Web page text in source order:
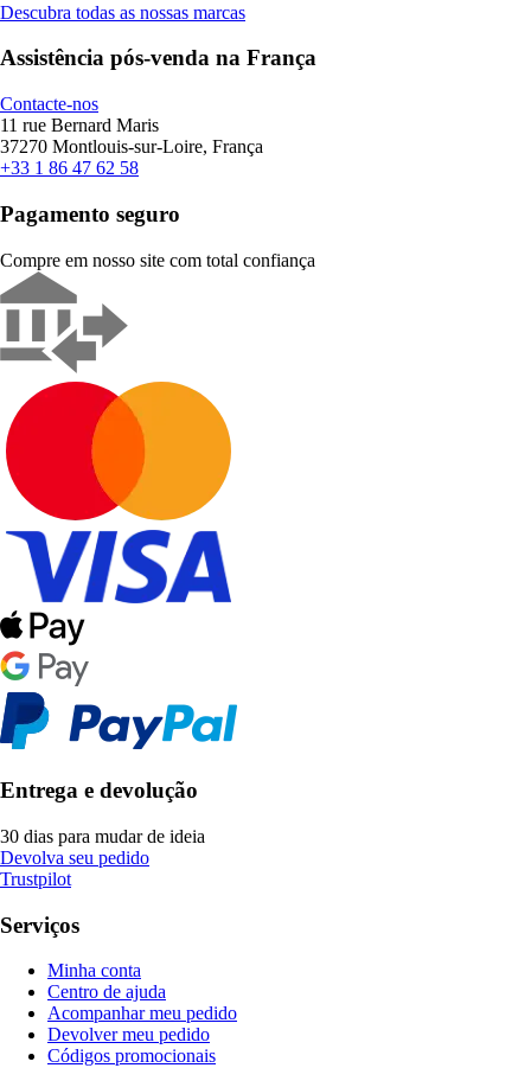
Descubra todas as nossas marcas
Assistência pós-venda na França
Contacte-nos
11 rue Bernard Maris
37270 Montlouis-sur-Loire, França
+33 1 86 47 62 58
Pagamento seguro
Compre em nosso site com total confiança
Entrega e devolução
30 dias para mudar de ideia
Devolva seu pedido
Trustpilot
Serviços
Minha conta
Centro de ajuda
Acompanhar meu pedido
Devolver meu pedido
Códigos promocionais